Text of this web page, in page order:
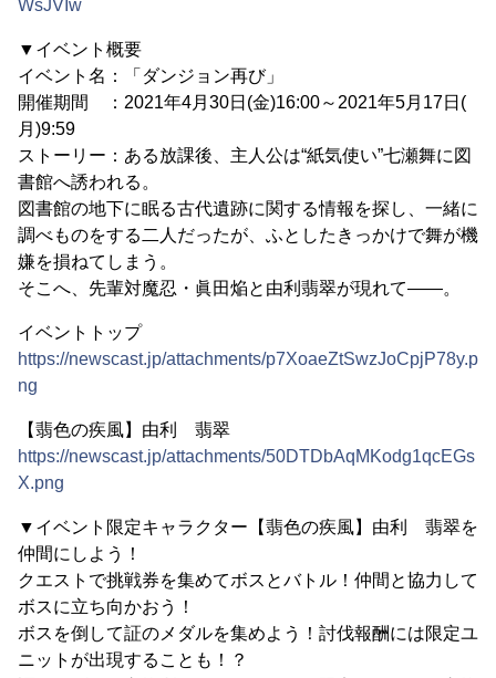
WsJVIw
▼イベント概要
イベント名：「ダンジョン再び」
開催期間 ：2021年4月30日(金)16:00～2021年5月17日(
月)9:59
ストーリー：ある放課後、主人公は“紙気使い”七瀬舞に図
書館へ誘われる。
図書館の地下に眠る古代遺跡に関する情報を探し、一緒に
調べものをする二人だったが、ふとしたきっかけで舞が機
嫌を損ねてしまう。
そこへ、先輩対魔忍・眞田焔と由利翡翠が現れて――。
イベントトップ
https://newscast.jp/attachments/p7XoaeZtSwzJoCpjP78y.p
ng
【翡色の疾風】由利 翡翠
https://newscast.jp/attachments/50DTDbAqMKodg1qcEGs
X.png
▼イベント限定キャラクター【翡色の疾風】由利 翡翠を
仲間にしよう！
クエストで挑戦券を集めてボスとバトル！仲間と協力して
ボスに立ち向かおう！
ボスを倒して証のメダルを集めよう！討伐報酬には限定ユ
ニットが出現することも！？